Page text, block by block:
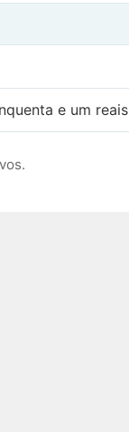
e um reais